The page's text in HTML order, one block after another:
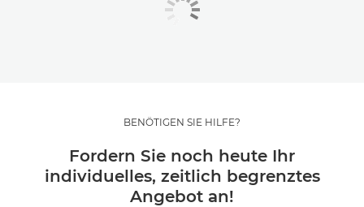
BENÖTIGEN SIE HILFE?
Fordern Sie noch heute Ihr
individuelles, zeitlich begrenztes
Angebot an!